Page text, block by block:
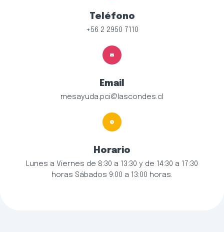
Teléfono
+56 2 2950 7110
Email
mesayuda.pci@lascondes.cl
Horario
Lunes a Viernes de 8:30 a 13:30 y de 14:30 a 17:30
horas Sábados 9:00 a 13:00 horas.